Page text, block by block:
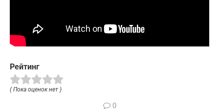
Рейтинг
( Пока оценок нет )
0